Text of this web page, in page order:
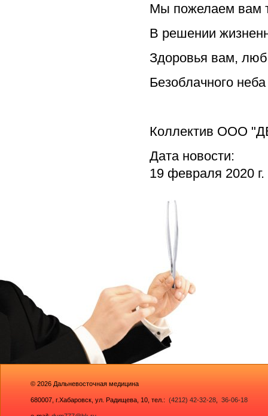
Мы пожелаем вам
В решении
Здоровья вам,
Безоблачного
Коллектив ООО
Дата новости:
19 февраля 2020 г.
© 2026 Дальневосточная медицина
680007, г.Хабаровск, ул. Радищева, 10 , тел.: (4212) 42-32-28 36-06-18